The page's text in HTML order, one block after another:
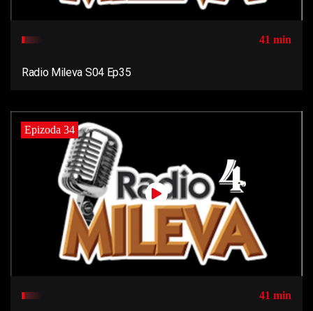
41 min
Radio Mileva S04 Ep35
Epizoda 34
41 min